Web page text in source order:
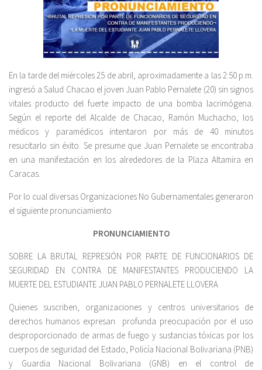
En la tarde del miércoles 25 de abril, aproximadamente a las 2:50 p.m.
ingresó a Salud Chacao el joven Juan Pablo Pernalete (20) sin signos
vitales producto del fuerte impacto de una bomba lacrimógena.
Según el reporte del Alcalde de Chacao, Ramón Muchacho, los
médicos y paramédicos intentaron por más de 40 minutos
resucitarlo sin éxito. Se presume que Juan Pernalete se encontraba
en una manifestación en los alrededores de la Plaza Altamira en
Caracas.
Por lo cual diversas Organizaciones No Gubernamentales generaron
el siguiente pronunciamiento
PRONUNCIAMIENTO
SOBRE LA BRUTAL REPRESIÓN POR PARTE DE FUNCIONARIOS DE
SEGURIDAD EN CONTRA DE MANIFESTANTES PRODUCIENDO LA
MUERTE DEL ESTUDIANTE JUAN PABLO PERNALETE LLOVERA
Quienes suscriben, organizaciones y centros universitarios de
derechos humanos expresan profunda preocupación por el uso
desproporcionado de armas de fuego y sustancias tóxicas por los
cuerpos de seguridad del Estado, Policía Nacional Bolivariana (PNB)
y Guardia Nacional Bolivariana (GNB) en el control de